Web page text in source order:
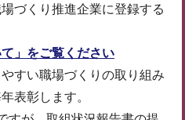
づくり推進企業に登録する
」をご覧ください
すい職場づくりの取り組み
表彰します。